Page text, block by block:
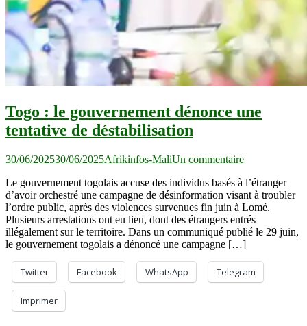
Togo : le gouvernement dénonce une
tentative de déstabilisation
30/06/202530/06/2025Afrikinfos-MaliUn commentairesur
:
le
gouvernement
dénonce
une
tentative
déstabilisation
Le gouvernement togolais accuse des individus basés à l’étranger
d’avoir orchestré une campagne de désinformation visant à troubler
l’ordre public, après des violences survenues fin juin à Lomé.
Plusieurs arrestations ont eu lieu, dont des étrangers entrés
illégalement sur le territoire. Dans un communiqué publié le 29 juin,
le gouvernement togolais a dénoncé une campagne […]
Twitter Facebook WhatsApp Telegram
Imprimer